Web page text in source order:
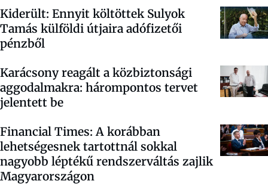
Kiderült: Ennyit költöttek Sulyok
Tamás külföldi útjaira adófizetői
pénzből
Karácsony reagált a közbiztonsági
aggodalmakra: hárompontos tervet
jelentett be
Financial Times: A korábban
lehetségesnek tartottnál sokkal
nagyobb léptékű rendszerváltás zajlik
Magyarországon